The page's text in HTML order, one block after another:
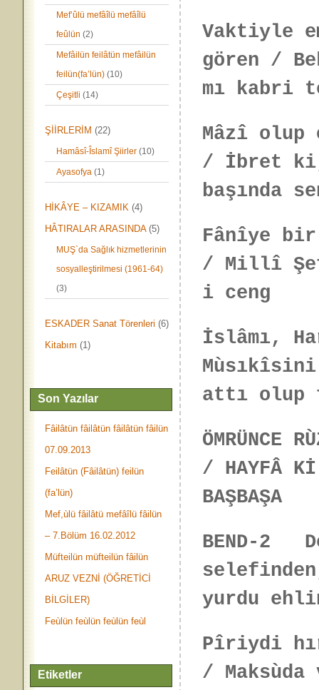
Mef’ûlü mefâîlü mefâîlü
feûlün (2)
Mefâilün feilâtün mefâilün
feilün(fa’lün) (10)
Çeşitli (14)
ŞİİRLERİM (22)
Hamâsî-Îslamî Şiirler (10)
Ayasofya (1)
HİKÂYE – KIZAMIK (4)
HÂTIRALAR ARASINDA(5)
MUŞ`da Sağlık hizmetlerinin
sosyalleştirilmesi (1961-64)
(3)
ESKADER Sanat Törenleri (6)
Kitabım (1)
Son Yazılar
Fâilâtün fâilâtün fâilâtün fâilün
07.09.2013
Feilâtün (Fâilâtün) feilün
(fa’lün)
Mef,ùlü fâilâtü mefâîlü fâilün
– 7.Bölüm 16.02.2012
Müfteilün müfteilün fâilün
ARUZ VEZNİ (ÖĞRETİCİ
BİLGİLER)
Feùlün feùlün feùlün feùl
Etiketler
Vaktiyle
gören /
mı kabri
Mâzî olup
/ İbret ki,
başında
Fânîye
/ Millî Şef
i ceng
İslâmı,
attı olup
ÖMRÜNCE
/ HAYFÂ
BAŞBAŞA
BEND-2
yurdu
Pîriydi
/ Maksùda